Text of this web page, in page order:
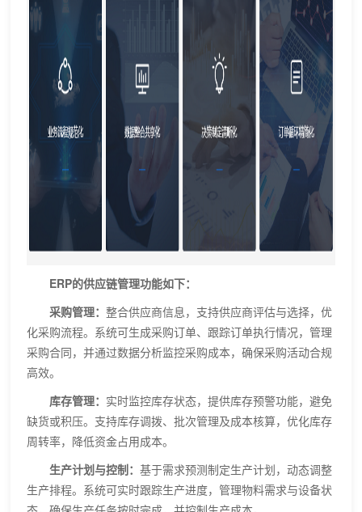
ERP的供应链管理功能如下：
‌采购管理‌：整合供应商信息，支持供应商评估与选择，优
化采购流程。系统可生成采购订单、跟踪订单执行情况，管理
采购合同，并通过数据分析监控采购成本，确保采购活动合规
高效。
‌库存管理‌： 实时监控库存状态，提供库存预警功能，避免
缺货或积压。支持库存调拨、批次管理及成本核算，优化库存
周转率，降低资金占用成本。
‌生产计划与控制‌：基于需求预测制定生产计划，动态调整
生产排程。系统可实时跟踪生产进度，管理物料需求与设备状